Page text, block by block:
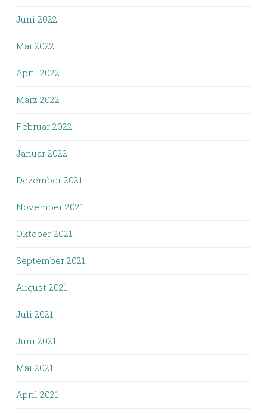
Juni 2022
Mai 2022
April 2022
März 2022
Februar 2022
Januar 2022
Dezember 2021
November 2021
Oktober 2021
September 2021
August 2021
Juli 2021
Juni 2021
Mai 2021
April 2021